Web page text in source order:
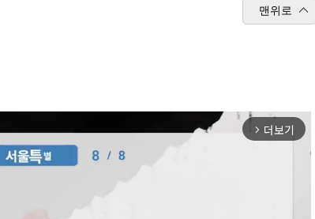
맨위로
arrow_forward_ios 더보기